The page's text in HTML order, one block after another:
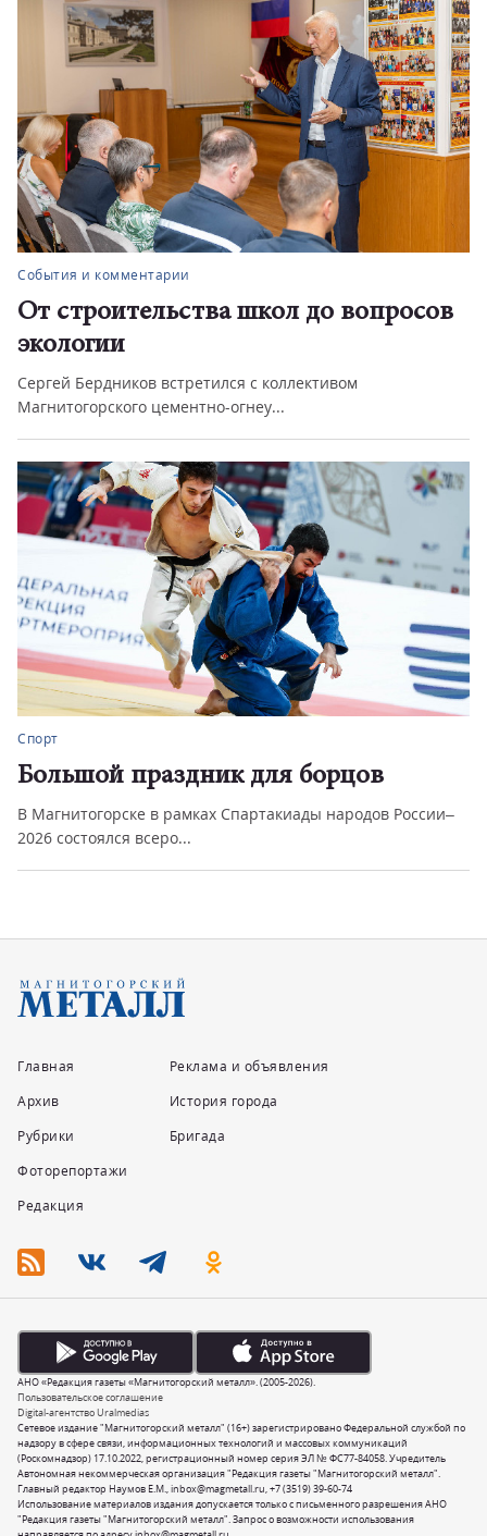
События и комментарии
От строительства школ до вопросов
экологии
Сергей Бердников встретился с коллективом
Магнитогорского цементно-огнеу...
Спорт
Большой праздник для борцов
В Магнитогорске в рамках Спартакиады народов России–
2026 состоялся всеро...
Главная
Архив
Рубрики
Фоторепортажи
Редакция
Реклама и объявления
История города
Бригада
Сетевое издание "Магнитогорский металл" (16+) зарегистрировано Федеральной службой по
надзору в сфере связи, информационных технологий и массовых коммуникаций
(Роскомнадзор) 17.10.2022, регистрационный номер серия ЭЛ № ФС77-84058. Учредитель
Автономная некоммерческая организация "Редакция газеты "Магнитогорский металл".
Главный редактор Наумов Е.М.,inbox@magmetall.ru,+7 (3519) 39-60-74
Использование материалов издания допускается только с письменного разрешения АНО
"Редакция газеты "Магнитогорский металл". Запрос о возможности использования
Пользовательское соглашение
Digital-агентство Uralmedias
АНО «Редакция газеты «Магнитогорский металл». (2005-2026).